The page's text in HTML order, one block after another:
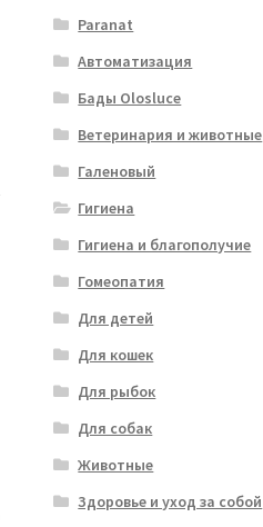
Paranat
Автоматизация
Бады Olosluce
Ветеринария и животные
Галеновый
Гигиена
Гигиена и благополучие
Гомеопатия
Для детей
Для кошек
Для рыбок
Для собак
Животные
Здоровье и уход за собой